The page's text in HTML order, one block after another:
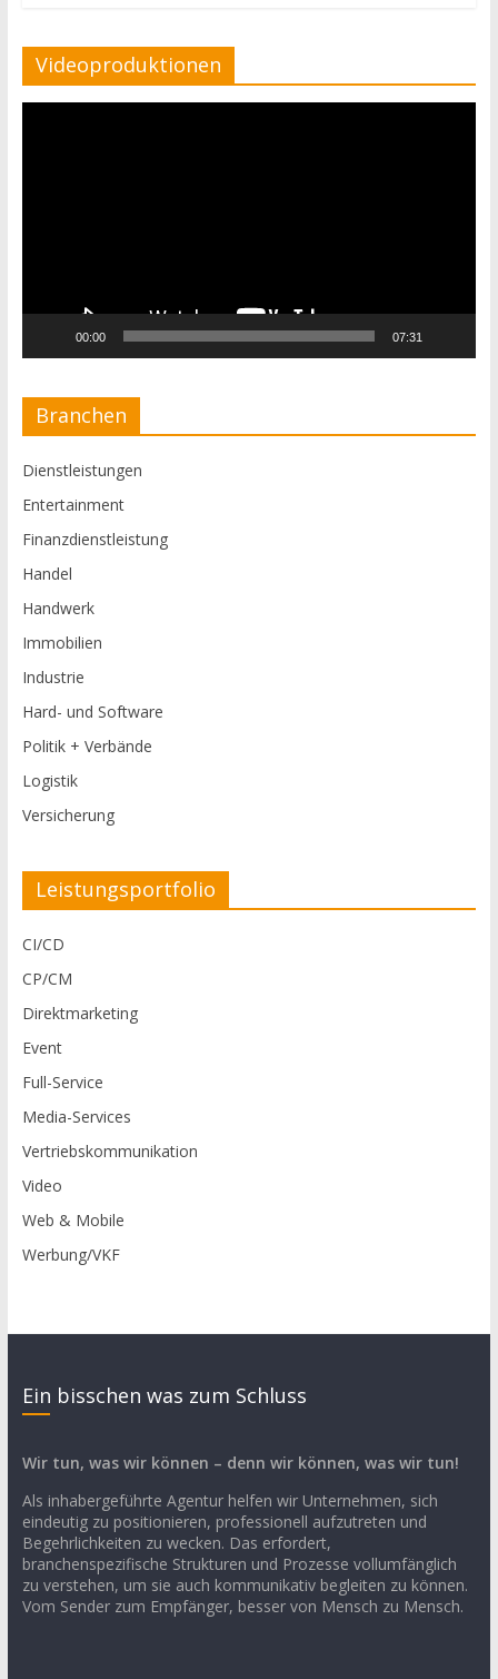
Videoproduktionen
00:00 07:31
Branchen
Dienstleistungen
Entertainment
Finanzdienstleistung
Handel
Handwerk
Immobilien
Industrie
Hard- und Software
Politik + Verbände
Logistik
Versicherung
Leistungsportfolio
CI/CD
CP/CM
Direktmarketing
Event
Full-Service
Media-Services
Vertriebskommunikation
Video
Web & Mobile
Werbung/VKF
Ein bisschen was zum Schluss
Wir tun, was wir können – denn wir können, was wir tun!
Als inhabergeführte Agentur helfen wir Unternehmen, sich
eindeutig zu positionieren, professionell aufzutreten und
Begehrlichkeiten zu wecken. Das erfordert,
branchenspezifische Strukturen und Prozesse vollumfänglich
zu verstehen, um sie auch kommunikativ begleiten zu können.
Vom Sender zum Empfänger, besser von Mensch zu Mensch.